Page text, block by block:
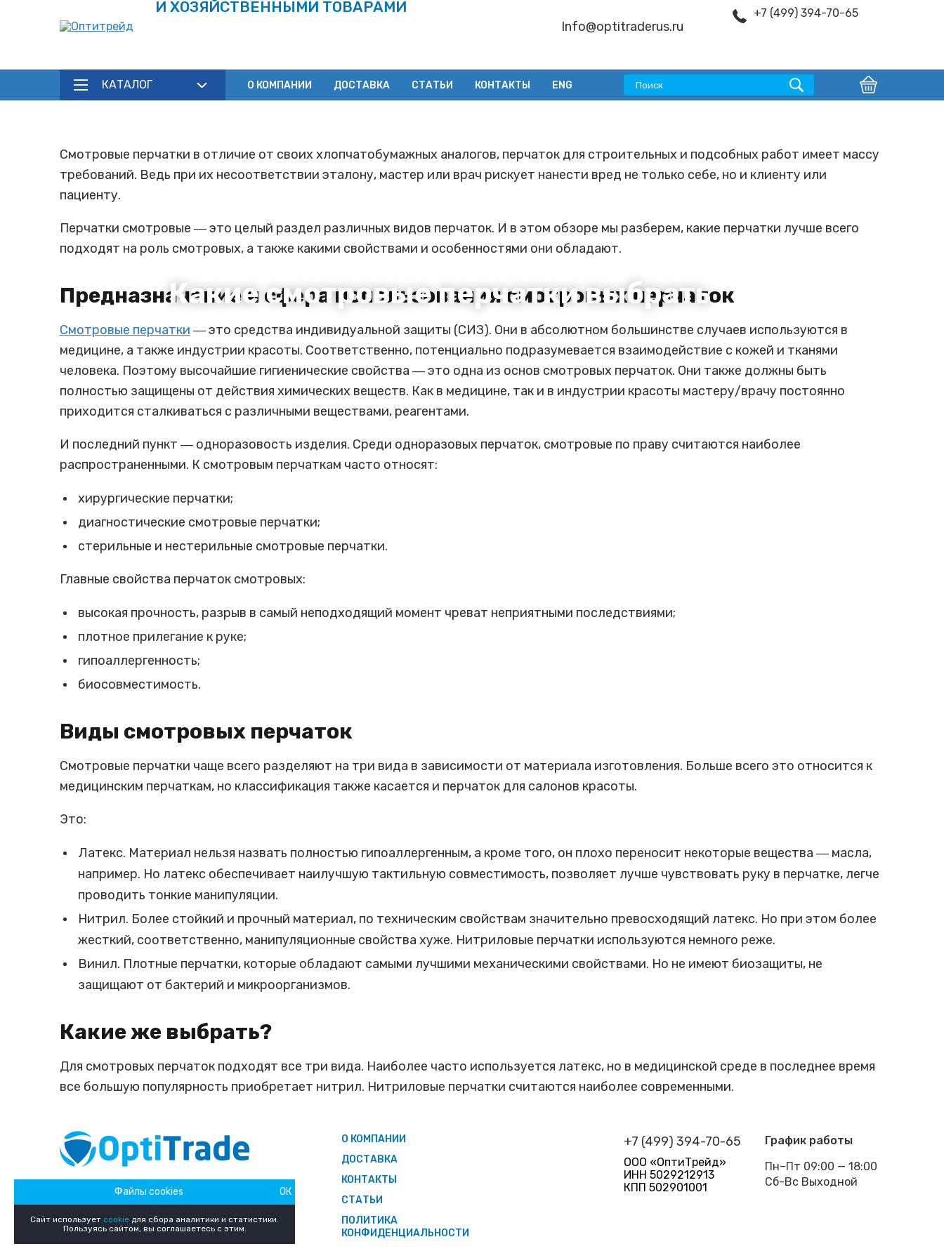
И ХОЗЯЙСТВЕННЫМИ ТОВАРАМИ
Info@optitraderus.ru
+7 (499) 394-70-65
КАТАЛОГ О КОМПАНИИ ДОСТАВКА СТАТЬИ КОНТАКТЫ ENG
Какие смотровые перчатки выбрать
Смотровые перчатки в отличие от своих хлопчатобумажных аналогов, перчаток для строительных и подсобных работ имеет массу
требований. Ведь при их несоответствии эталону, мастер или врач рискует нанести вред не только себе, но и клиенту или
пациенту.
Перчатки смотровые ― это целый раздел различных видов перчаток. И в этом обзоре мы разберем, какие перчатки лучше всего
подходят на роль смотровых, а также какими свойствами и особенностями они обладают.
Предназначение и сфера использования смотровых перчаток
Смотровые перчатки ― это средства индивидуальной защиты (СИЗ). Они в абсолютном большинстве случаев используются в
медицине, а также индустрии красоты. Соответственно, потенциально подразумевается взаимодействие с кожей и тканями
человека. Поэтому высочайшие гигиенические свойства ― это одна из основ смотровых перчаток. Они также должны быть
полностью защищены от действия химических веществ. Как в медицине, так и в индустрии красоты мастеру/врачу постоянно
приходится сталкиваться с различными веществами, реагентами.
И последний пункт ― одноразовость изделия. Среди одноразовых перчаток, смотровые по праву считаются наиболее
распространенными. К смотровым перчаткам часто относят:
хирургические перчатки;
диагностические смотровые перчатки;
стерильные и нестерильные смотровые перчатки.
Главные свойства перчаток смотровых:
высокая прочность, разрыв в самый неподходящий момент чреват неприятными последствиями;
плотное прилегание к руке;
гипоаллергенность;
биосовместимость.
Виды смотровых перчаток
Смотровые перчатки чаще всего разделяют на три вида в зависимости от материала изготовления. Больше всего это относится к
медицинским перчаткам, но классификация также касается и перчаток для салонов красоты.
Это:
Латекс. Материал нельзя назвать полностью гипоаллергенным, а кроме того, он плохо переносит некоторые вещества ― масла,
например. Но латекс обеспечивает наилучшую тактильную совместимость, позволяет лучше чувствовать руку в перчатке, легче
проводить тонкие манипуляции.
Нитрил. Более стойкий и прочный материал, по техническим свойствам значительно превосходящий латекс. Но при этом более
жесткий, соответственно, манипуляционные свойства хуже. Нитриловые перчатки используются немного реже.
Винил. Плотные перчатки, которые обладают самыми лучшими механическими свойствами. Но не имеют биозащиты, не
защищают от бактерий и микроорганизмов.
Какие же выбрать?
Для смотровых перчаток подходят все три вида. Наиболее часто используется латекс, но в медицинской среде в последнее время
все большую популярность приобретает нитрил. Нитриловые перчатки считаются наиболее современными.
Файлы cookies ОК
Сайт использует cookie для сбора аналитики и статистики.
Пользуясь сайтом, вы соглашаетесь с этим.
ОПТОВАЯ ТОРГОВЛЯ УПАКОВОЧНЫМИ
И ХОЗЯЙСТВЕННЫМИ ТОВАРАМИ
О КОМПАНИИ
ДОСТАВКА
КОНТАКТЫ
СТАТЬИ
ПОЛИТИКА
КОНФИДЕНЦИАЛЬНОСТИ
+7 (499) 394-70-65
ООО «ОптиТрейд»
ИНН 5029212913
КПП 502901001
График работы
Пн–Пт 09:00 — 18:00
Сб-Вс Выходной